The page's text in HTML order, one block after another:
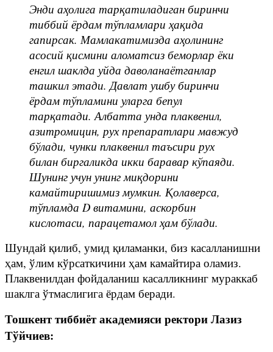
Энди аҳолига тарқатиладиган биринчи
тиббий ёрдам тўпламлари ҳақида
гапирсак. Мамлакатимизда аҳолининг
асосий қисмини аломатсиз беморлар ёки
енгил шаклда уйда даволанаётганлар
ташкил этади. Давлат ушбу биринчи
ёрдам тўпламини уларга бепул
тарқатади. Албатта унда плаквенил,
азитромицин, рух препаратлари мавжуд
бўлади, чунки плаквенил таъсири рух
билан биргаликда икки баравар кўпаяди.
Шунинг учун унинг миқдорини
камайтиришимиз мумкин. Қолаверса,
тўпламда D витамини, аскорбин
кислотаси, парацетамол ҳам бўлади.
Шундай қилиб, умид қиламанки, биз касалланишни
ҳам, ўлим кўрсаткичини ҳам камайтира оламиз.
Плаквенилдан фойдаланиш касалликнинг мураккаб
шаклга ўтмаслигига ёрдам беради.
Тошкент тиббиёт академияси ректори Лазиз
Тўйчиев: